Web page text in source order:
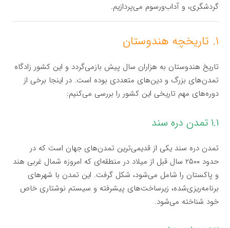
گردشگری، و آداب‌و‌رسوم می‌پردازیم.
۱. تاریخچه هندوستان
تاریخ هندوستان به هزاران سال پیش بازمی‌گردد و این کشور زادگاه
تمدن‌های بزرگ و دین‌های متعددی بوده است. در اینجا برخی از
دوره‌های مهم تاریخی این کشور را بررسی می‌کنیم:
۱.۱ تمدن دره سند
تمدن دره سند یکی از قدیمی‌ترین تمدن‌های جهان است که در
حدود ۲۵۰۰ سال قبل از میلاد در منطقه‌ای که امروزه شمال غربی هند
و پاکستان را شامل می‌شود، شکل گرفت. این تمدن با شهرهای
برنامه‌ریزی‌شده، زیرساخت‌های پیشرفته و سیستم نوشتاری خاص
خود شناخته می‌شود.